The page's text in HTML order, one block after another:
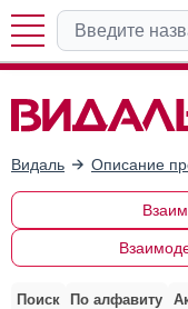
Видаль Описание
Поиск По алфавиту